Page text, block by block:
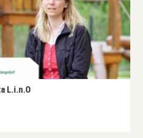
L.i.n.O